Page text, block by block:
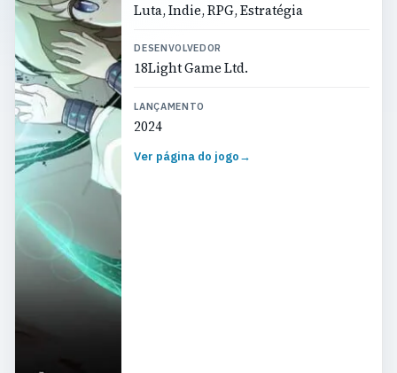
Luta, Indie, RPG, Estratégia
DESENVOLVEDOR
18Light Game Ltd.
LANÇAMENTO
2024
Ver página do jogo→